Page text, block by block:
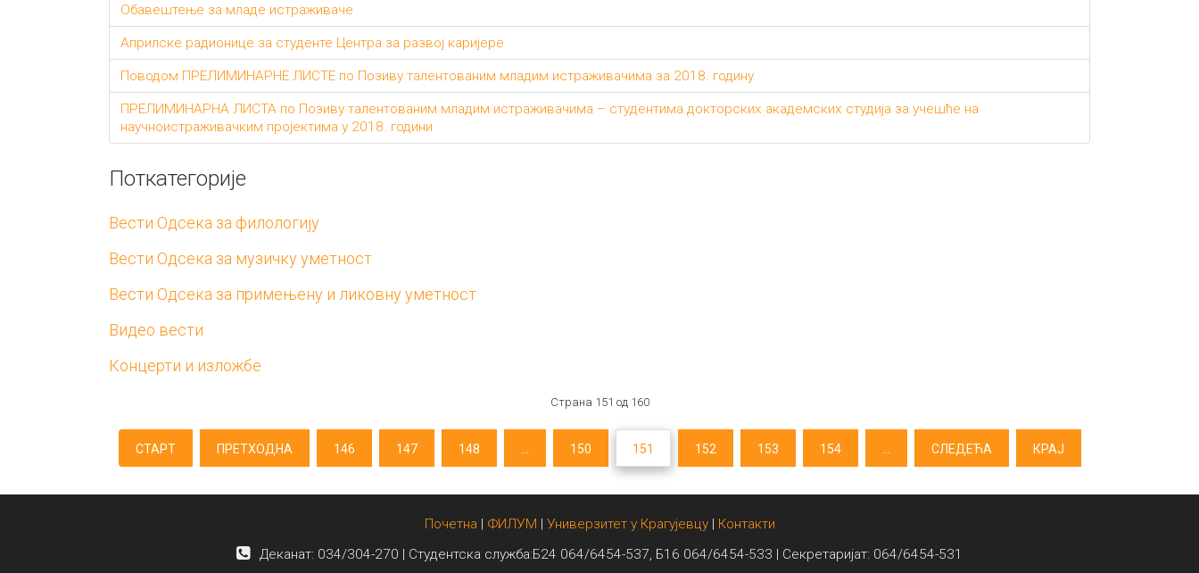
Обавештење за младе истраживаче
Априлске радионице за студенте Центра за развој каријере
Поводом ПРЕЛИМИНАРНЕ ЛИСТЕ по Позиву талентованим младим истраживачима за 2018. годину
ПРЕЛИМИНАРНА ЛИСТА по Позиву талентованим младим истраживачима – студентима докторских академских студија за учешће на
научноистраживачким пројектима у 2018. години
Поткатегорије
Вести Одсека за филологију
Вести Одсека за музичку уметност
Вести Одсека за примењену и ликовну уметност
Видео вести
Концерти и изложбе
Страна 151 од 160
СТАРТ ПРЕТХОДНА 146 147 148 150 151 152 153 154 СЛЕДЕЋА КРАЈ
Почетна | ФИЛУМ | Универзитет у Крагујевцу| Контакти
Деканат: 034/304-270 | Студентска служба:Б24 064/6454-537, Б16 064/6454-533 | Секретаријат: 064/6454-531